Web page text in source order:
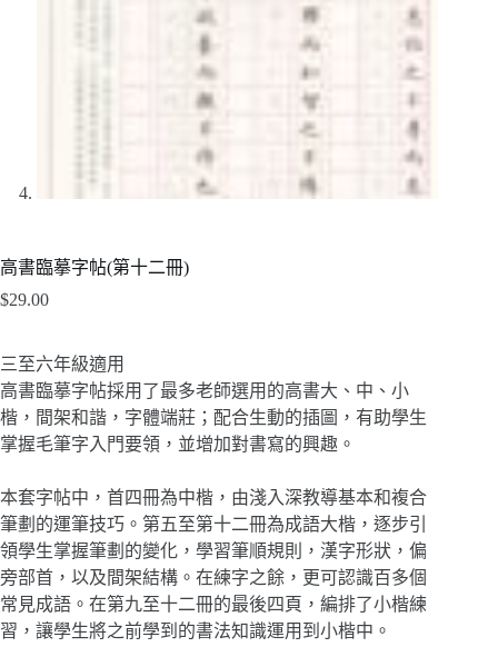
高書臨摹字帖(第十二冊)
$29.00
三至六年級適用
高書臨摹字帖採用了最多老師選用的高書大、中、小
楷，間架和諧，字體端莊；配合生動的插圖，有助學生
掌握毛筆字入門要領，並增加對書寫的興趣。
本套字帖中，首四冊為中楷，由淺入深教導基本和複合
筆劃的運筆技巧。第五至第十二冊為成語大楷，逐步引
領學生掌握筆劃的變化，學習筆順規則，漢字形狀，偏
旁部首，以及間架結構。在練字之餘，更可認識百多個
常見成語。在第九至十二冊的最後四頁，編排了小楷練
習，讓學生將之前學到的書法知識運用到小楷中。